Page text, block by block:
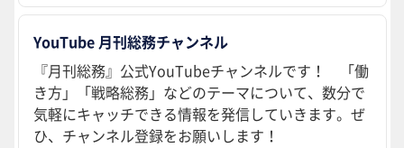
YouTube 月刊総務チャンネル
『月刊総務』公式YouTubeチャンネルです！ 「働
き方」「戦略総務」などのテーマについて、数分で
気軽にキャッチできる情報を発信していきます。ぜ
ひ、チャンネル登録をお願いします！